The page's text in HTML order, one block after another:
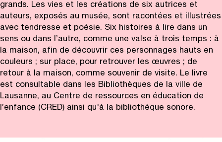
grands. Les vies et les créations de six autrices et
auteurs, exposés au musée, sont racontées et illustrées
avec tendresse et poésie. Six histoires à lire dans un
sens ou dans l’autre, comme une valse à trois temps : à
la maison, afin de découvrir ces personnages hauts en
couleurs ; sur place, pour retrouver les œuvres ; de
retour à la maison, comme souvenir de visite. Le livre
est consultable dans les Bibliothèques de la ville de
Lausanne, au Centre de ressources en éducation de
l’enfance (CRED) ainsi qu'à la bibliothèque sonore.